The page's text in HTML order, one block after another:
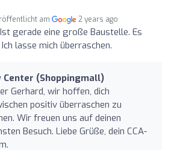
am 2 years ago
Ist gerade eine große Baustelle. Es
lasse mich überraschen.
Center (Shoppingmall)
Gerhard, wir hoffen, dich
positiv überraschen zu
Wir freuen uns auf deinen
Besuch. Liebe Grüße, dein CCA-